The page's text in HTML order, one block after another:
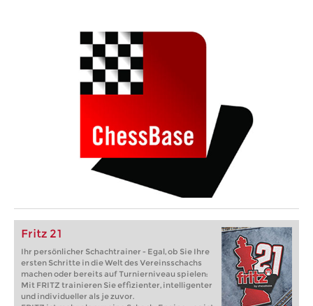
Fritz 21
Ihr persönlicher Schachtrainer - Egal, ob Sie Ihre
ersten Schritte in die Welt des Vereinsschachs
machen oder bereits auf Turnierniveau spielen:
Mit FRITZ trainieren Sie effizienter, intelligenter
und individueller als je zuvor.